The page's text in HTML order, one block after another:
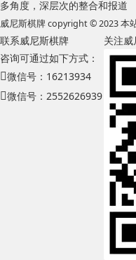
多角度，深层次的整合和报道
威尼斯棋牌 copyright © 2023 本
联系威尼斯棋牌
咨询可通过如下方式：
微信号：16213934
微信号：2552626939
关注威